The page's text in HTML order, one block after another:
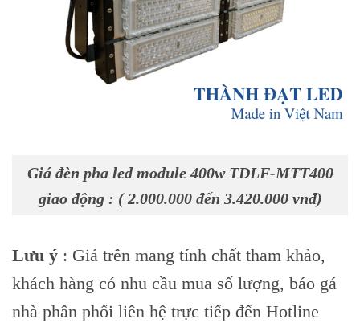
Giá đèn pha led module 400w TDLF-MTT400
giao động : ( 2.000.000 đến 3.420.000 vnđ)
Lưu ý : Giá trên mang tính chất tham khảo,
khách hàng có nhu cầu mua số lượng, báo gá
nhà phân phối liên hệ trực tiếp đến Hotline